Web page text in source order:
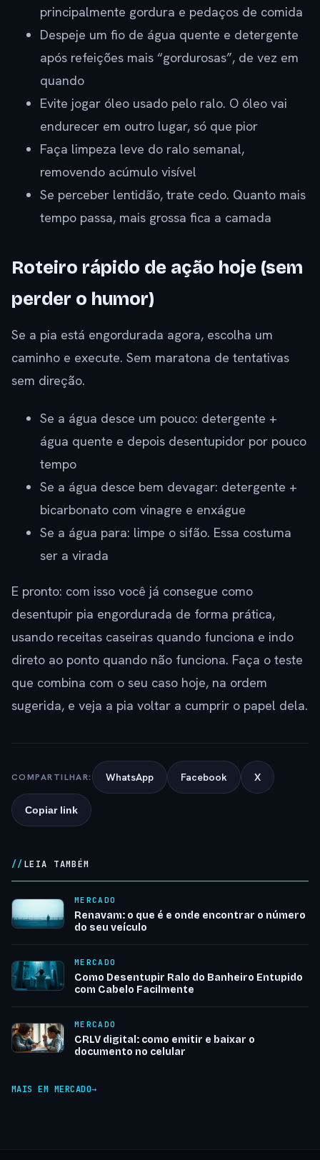
principalmente gordura e pedaços de comida
Despeje um fio de água quente e detergente
após refeições mais “gordurosas”, de vez em
quando
Evite jogar óleo usado pelo ralo. O óleo vai
endurecer em outro lugar, só que pior
Faça limpeza leve do ralo semanal,
removendo acúmulo visível
Se perceber lentidão, trate cedo. Quanto mais
tempo passa, mais grossa fica a camada
Roteiro rápido de ação hoje (sem
perder o humor)
Se a pia está engordurada agora, escolha um
caminho e execute. Sem maratona de tentativas
sem direção.
Se a água desce um pouco: detergente +
água quente e depois desentupidor por pouco
tempo
Se a água desce bem devagar: detergente +
bicarbonato com vinagre e enxágue
Se a água para: limpe o sifão. Essa costuma
ser a virada
E pronto: com isso você já consegue como
desentupir pia engordurada de forma prática,
usando receitas caseiras quando funciona e indo
direto ao ponto quando não funciona. Faça o teste
que combina com o seu caso hoje, na ordem
sugerida, e veja a pia voltar a cumprir o papel dela.
COMPARTILHAR: WhatsApp Facebook X
Copiar link
LEIA TAMBÉM
MERCADO
Renavam: o que é e onde encontrar o número
do seu veículo
MERCADO
Como Desentupir Ralo do Banheiro Entupido
com Cabelo Facilmente
MERCADO
CRLV digital: como emitir e baixar o
documento no celular
MAIS EM MERCADO